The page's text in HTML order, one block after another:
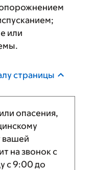
опорожнением
или
страницы
опасения,
вашей
на звонок с
с9:00 до